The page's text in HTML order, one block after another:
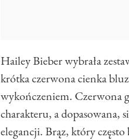
Hailey Bieber wybrała
krótka czerwona cienka
wykończeniem. Czerwona
charakteru, a dopasowana,
elegancji. Brąz, który